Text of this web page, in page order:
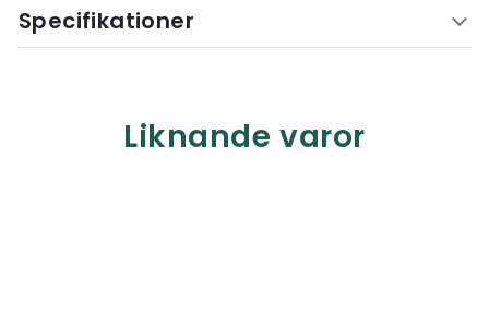
Specifikationer
Liknande varor